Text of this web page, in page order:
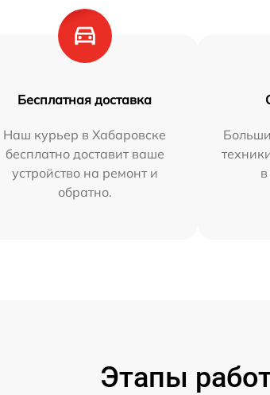
Бесплатная доставка
Наш курьер в Хабаровске
бесплатно доставит ваше
устройство на ремонт и
обратно.
Этапы